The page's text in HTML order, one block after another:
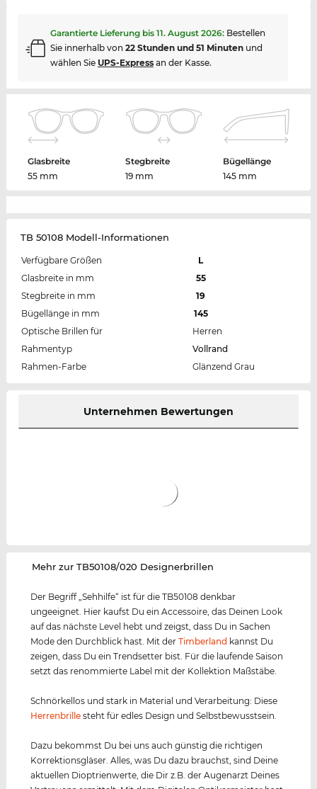
Garantierte Lieferung bis 11. August 2026: Bestellen
Sie innerhalb von 22 Stunden und 51 Minutenund
wählen Sie UPS-Expressan der Kasse.
Glasbreite
55 mm
Stegbreite
19 mm
Bügellänge
145 mm
TB 50108 Modell-Informationen
Verfügbare Größen
L
Glasbreite in mm
55
Stegbreite in mm
19
Bügellänge in mm
145
Optische Brillen für
Herren
Rahmentyp
Vollrand
Rahmen-Farbe
Glänzend Grau
Unternehmen Bewertungen
‌Mehr zur TB50108/020 Designerbrillen
Der Begriff „Sehhilfe“ ist für die TB50108 denkbar
ungeeignet. Hier kaufst Du ein Accessoire, das Deinen Look
auf das nächste Level hebt und zeigst, dass Du in Sachen
Mode den Durchblick hast. Mit derTimberland kannst Du
zeigen, dass Du ein Trendsetter bist. Für die laufende Saison
setzt das renommierte Label mit der Kollektion Maßstäbe.
Schnörkellos und stark in Material und Verarbeitung: Diese
Herrenbrille steht für edles Design und Selbstbewusstsein.
Dazu bekommst Du bei uns auch günstig die richtigen
Korrektionsgläser. Alles, was Du dazu brauchst, sind Deine
aktuellen Dioptrienwerte, die Dir z.B. der Augenarzt Deines